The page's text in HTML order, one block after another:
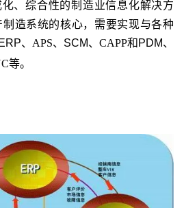
、综合性的制造业信息化解决方
造系统的核心，需要实现与各种
、 APS、SCM、 CAPP和PDM、
等。